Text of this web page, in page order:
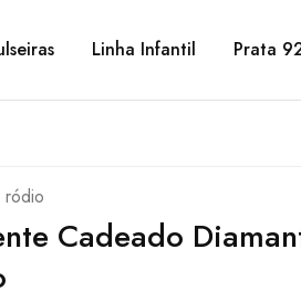
Linha Infantil Prata
ródio
Cadeado